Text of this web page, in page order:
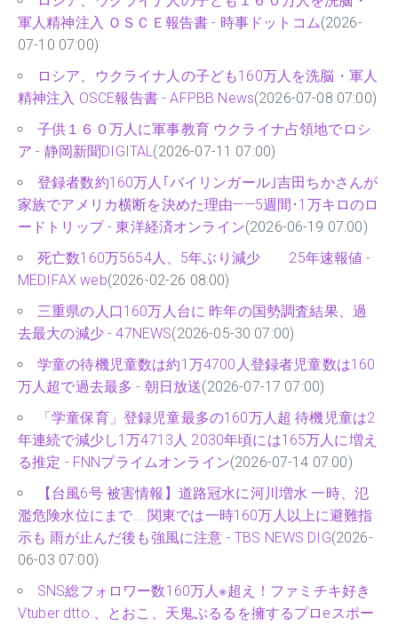
軍人精神注入 ＯＳＣＥ報告書 - 時事ドットコム(2026-
07-10 07:00)
ロシア、ウクライナ人の子ども160万人を洗脳・軍人
精神注入 OSCE報告書 - AFPBB News(2026-07-08 07:00)
子供１６０万人に軍事教育 ウクライナ占領地でロシ
ア - 静岡新聞DIGITAL(2026-07-11 07:00)
登録者数約160万人｢バイリンガール｣吉田ちかさんが
家族でアメリカ横断を決めた理由——5週間･1万キロのロ
ードトリップ - 東洋経済オンライン(2026-06-19 07:00)
死亡数160万5654人、5年ぶり減少 25年速報値 -
MEDIFAX web(2026-02-26 08:00)
三重県の人口160万人台に 昨年の国勢調査結果、過
去最大の減少 - 47NEWS(2026-05-30 07:00)
学童の待機児童数は約1万4700人登録者児童数は160
万人超で過去最多 - 朝日放送(2026-07-17 07:00)
「学童保育」登録児童最多の160万人超 待機児童は2
年連続で減少し1万4713人 2030年頃には165万人に増え
る推定 - FNNプライムオンライン(2026-07-14 07:00)
【台風6号 被害情報】道路冠水に河川増水 一時、氾
濫危険水位にまで... 関東では一時160万人以上に避難指
示も 雨が止んだ後も強風に注意 - TBS NEWS DIG(2026-
06-03 07:00)
SNS総フォロワー数160万人※超え！ファミチキ好き
Vtuber dtto.、とおこ、天鬼ぷるるを擁するプロeスポー